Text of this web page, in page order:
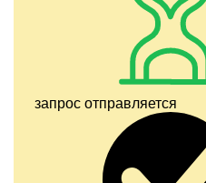
запрос отправляется